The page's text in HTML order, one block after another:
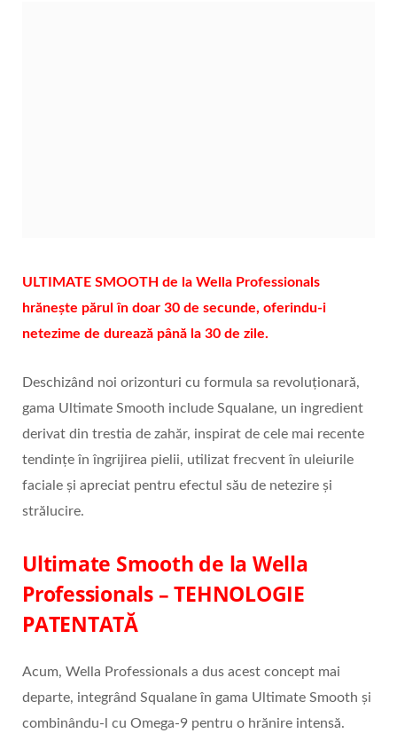
ULTIMATE SMOOTH de la Wella Professionals
hrănește părul în doar 30 de secunde, oferindu-i
netezime de durează până la 30 de zile.
Deschizând noi orizonturi cu formula sa revoluționară,
gama Ultimate Smooth include Squalane, un ingredient
derivat din trestia de zahăr, inspirat de cele mai recente
tendințe în îngrijirea pielii, utilizat frecvent în uleiurile
faciale și apreciat pentru efectul său de netezire și
strălucire.
Ultimate Smooth de la Wella
Professionals – TEHNOLOGIE
PATENTATĂ
Acum, Wella Professionals a dus acest concept mai
departe, integrând Squalane în gama Ultimate Smooth și
combinându-l cu Omega-9 pentru o hrănire intensă.